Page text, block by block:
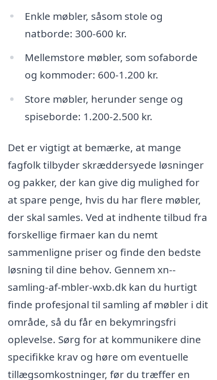
Enkle møbler, såsom stole og
natborde: 300-600 kr.
Mellemstore møbler, som sofaborde
og kommoder: 600-1.200 kr.
Store møbler, herunder senge og
spiseborde: 1.200-2.500 kr.
Det er vigtigt at bemærke, at mange
fagfolk tilbyder skræddersyede løsninger
og pakker, der kan give dig mulighed for
at spare penge, hvis du har flere møbler,
der skal samles. Ved at indhente tilbud fra
forskellige firmaer kan du nemt
sammenligne priser og finde den bedste
løsning til dine behov. Gennem xn--
samling-af-mbler-wxb.dk kan du hurtigt
finde profesjonal til samling af møbler i dit
område, så du får en bekymringsfri
oplevelse. Sørg for at kommunikere dine
specifikke krav og høre om eventuelle
tillægsomkostninger, før du træffer en